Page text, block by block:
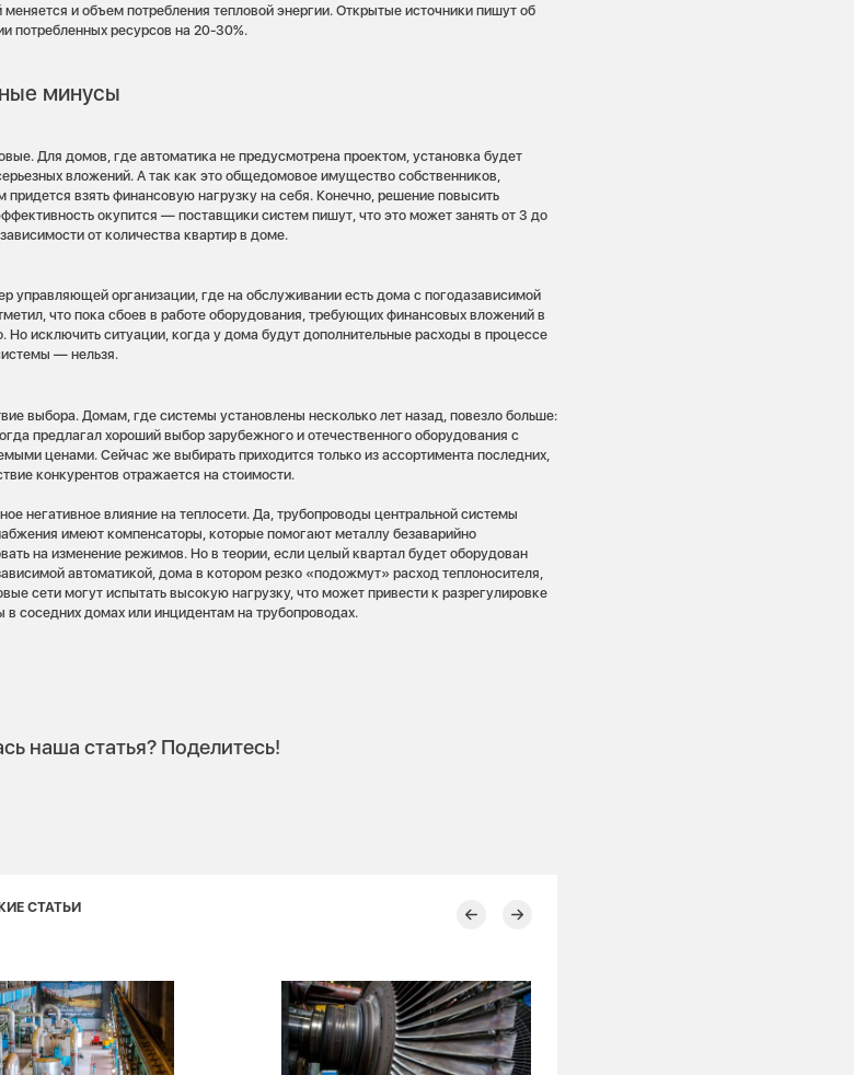
меняется и объем потребления тепловой энергии. Открытые источники пишут об
потребленных ресурсов на 20-30%.
минусы
Для домов, где автоматика не предусмотрена проектом, установка будет
вложений. А так как это общедомовое имущество собственников,
придется взять финансовую нагрузку на себя. Конечно, решение повысить
окупится — поставщики систем пишут, что это может занять от 3 до
от количества квартир в доме.
управляющей организации, где на обслуживании есть дома с погодазависимой
что пока сбоев в работе оборудования, требующих финансовых вложений в
Но исключить ситуации, когда у дома будут дополнительные расходы в процессе
— нельзя.
выбора. Домам, где системы установлены несколько лет назад, повезло больше:
предлагал хороший выбор зарубежного и отечественного оборудования с
ценами. Сейчас же выбирать приходится только из ассортимента последних,
конкурентов отражается на стоимости.
негативное влияние на теплосети. Да, трубопроводы центральной системы
имеют компенсаторы, которые помогают металлу безаварийно
на изменение режимов. Но в теории, если целый квартал будет оборудован
автоматикой, дома в котором резко «подожмут» расход теплоносителя,
сети могут испытать высокую нагрузку, что может привести к разрегулировке
в соседних домах или инцидентам на трубопроводах.
наша статья? Поделитесь!
СТАТЬИ